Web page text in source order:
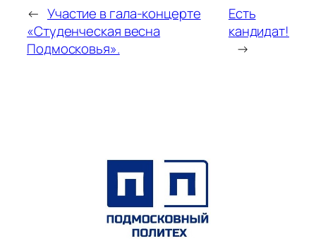
← Участие в гала-концерте
«Студенческая весна
Подмосковья».
Есть
кандидат!
→